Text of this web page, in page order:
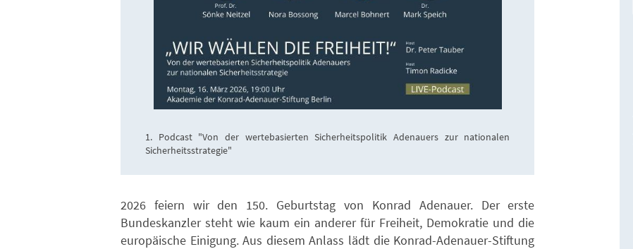
1. Podcast "Von der wertebasierten Sicherheitspolitik Adenauers zur nationalen
Sicherheitsstrategie"
2026 feiern wir den 150. Geburtstag von Konrad Adenauer. Der erste
Bundeskanzler steht wie kaum ein anderer für Freiheit, Demokratie und die
europäische Einigung. Aus diesem Anlass lädt die Konrad-Adenauer-Stiftung